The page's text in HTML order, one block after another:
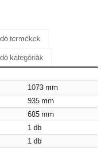
termékek
kategóriák
1073 mm
935 mm
685 mm
1 db
1 db